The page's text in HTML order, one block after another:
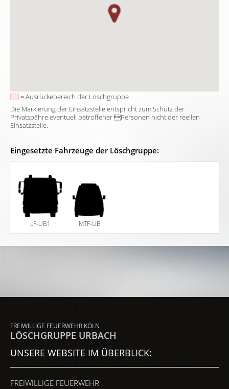
= Ausrückebereich der Löschgruppe
Die Markierung der Einsatzstelle entspricht zum Schutz der
Privatspähre eventuell betroffener Personen nicht der reellen
Einsatzstelle.
Eingesetzte Fahrzeuge der Löschgruppe:
LF-UB1 MTF-UB
FREIWILLIGE FEUERWEHR KÖLN
LÖSCHGRUPPE URBACH
UNSERE WEBSITE IM ÜBERBLICK:
FREIWILLIGE FEUERWEHR